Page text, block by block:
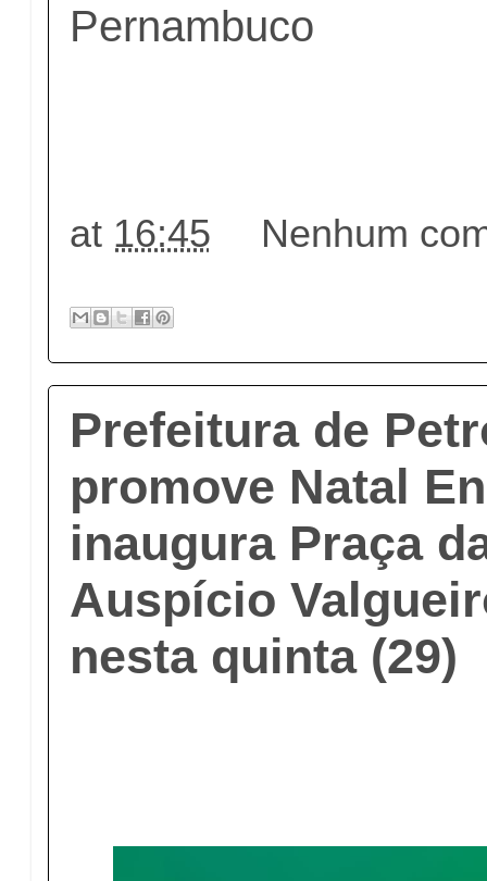
Pernambuco
at 16:45 Nenhum
Prefeitura de
promove Natal
inaugura Praça
Auspício
nesta quinta (29)